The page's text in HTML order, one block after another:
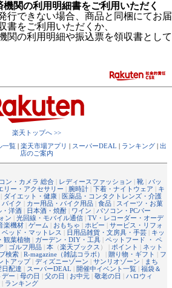
関の利用明細書をご利用いただく
行できない場合、商品と同梱にてお届
書をご利用いただくか、
関の利用明細や振込票を領収書として
楽天トップへ >>
一覧 | 楽天市場アプリ | スーパーDEAL | ランキング | 出
店のご案内
ン・カメラ 総合 | レディースファッション | 靴 | バッ
リー・アクセサリー | 腕時計 | 下着・ナイトウェア | キ
| ダイエット・健康 | 医薬品・コンタクトレンズ・介護
バイク | カー用品・バイク用品 | 食品 | スイーツ・お菓
・洋酒 | 日本酒・焼酎 | ワイン | パソコン・PCパー
ン | 光回線・モバイル通信 | TV・レコーダー・オーデ
楽機材 | ゲーム | おもちゃ | ホビー | サービス・リフォ
ベッド・マットレス | 日用品雑貨・文房具・手芸 | キッ
観葉植物 | ガーデン・DIY・工具 | ペットフード ・ ペ
| ゴルフ用品 | 本 （楽天ブックス ） | ポイント | ネット
検索 | R-magazine（雑誌コラボ） | 贈り物・ギフト | フ
トアップ| ディズニーゾーン | サンリオゾーン | まち
日配達 | スーパーDEAL | 開催中イベント一覧 | 福袋＆
デー | 母の日 | 父の日 | お中元 | 敬老の日 | ハロウィ
| ランキング